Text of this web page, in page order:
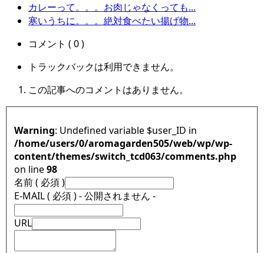
カレーって。。。お肉じゃなくっても...
寒いうちに。。。絶対食べたい揚げ物...
コメント ( 0 )
トラックバックは利用できません。
この記事へのコメントはありません。
Warning : Undefined variable $user_ID in
/home/users/0/aromagarden505/web/wp/wp-
content/themes/switch_tcd063/comments.php
on line98
名前 ( 必須 )
E-MAIL ( 必須 ) - 公開されません -
URL